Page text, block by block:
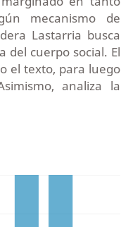
mecanismo de
Lastarria busca
cuerpo social. El
el texto, para luego
analiza la